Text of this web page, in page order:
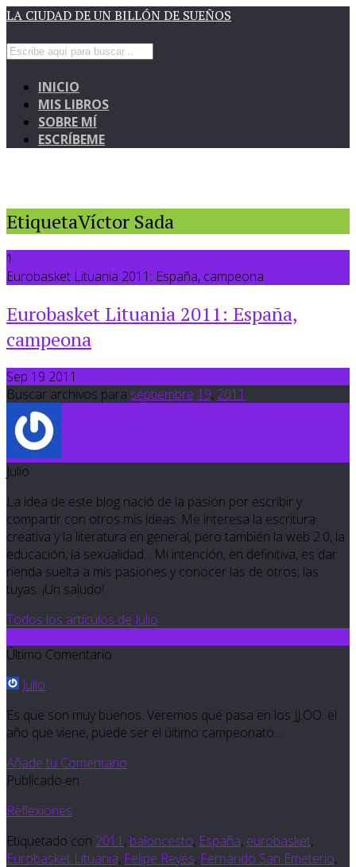
LA CIUDAD DE UN BILLÓN DE SUEÑOS
INICIO
MIS LIBROS
SOBRE MÍ
ESCRÍBEME
EtiquetaVíctor Sada
1
Eurobasket Lituania 2011: España, campeona
Eurobasket Lituania 2011: España,
campeona
Sep 19 2011
Buscar archivos para septiembre 19, 2011
Julio
La idea de este blog nació de la pasión por escribir y
compartir con otros mis ideas. Me interesa la escritura
creativa y la literatura en general, pero también la web 2.0, la
educación, la sexualidad... Mi intención, en definitiva, es dar
rienda suelta a mis pasiones y conocer las de otros; las
tuyas. ¡Un saludo!
Todos los artículos de Julio
Último Comentario
Julio
Es que son muy buenos. Veremos qué pasa en los JJ.OO. el
año que viene, puede ser el último campeonato…
Añade tu Comentario
Publicado en
Reflexiones
Etiquetado con 2011 , baloncesto, España, eurobasket,
Eurobasket Lituania, Felipe Reyes, Fernando San Emeterio,